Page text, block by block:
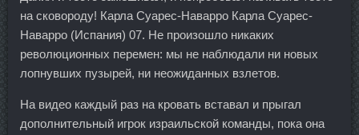
на сковороду! Карла Суарес-Наварро Карла Суарес-
Наварро (Испания) 07. Не произошло никаких
революционных перемен: мы не наблюдали ни новых
лопнувших пузырей, ни неожиданных взлетов.
На видео каждый раз на кровать вставал и прыгал
дополнительный игрок израильской команды, пока она